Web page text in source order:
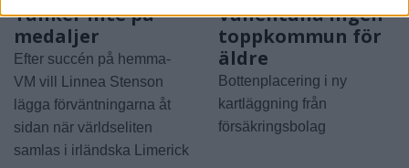
Tänker inte på
medaljer
Efter succén på hemma-
VM vill Linnea Stenson
lägga förväntningarna åt
sidan när världseliten
samlas i irländska Limerick
Vallentuna ingen
toppkommun för
äldre
Bottenplacering i ny
kartläggning från
försäkringsbolag